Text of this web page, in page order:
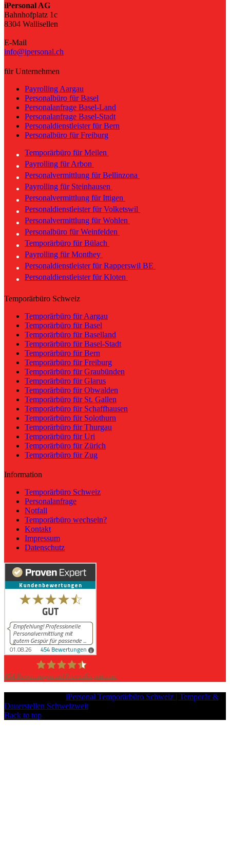
iPersonal AG
Bahnhofplatz 1c
8304 Wallisellen
E-Mail
info@ipersonal.ch
für Unternehmen
Payrolling Aargau
Personalbüro für Basel
Personalanfrage Basel-Land
Personalanfrage Basel-Stadt
Personaldienstleister für Bern
Personalbüro für Freiburg
Temporärbüro für Meilen
Payrolling für Arbon
Personalvermittlung für Bellinzona
Payrolling für Steinhausen
Personalvermittlung für Ittigen
Personaldienstleister für Volketswil
Personalvermittlung für Wohlen
Personalbüro für Weinfelden
Temporärbüro für Bülach
Payrolling für Monthey
Personaldienstleister für Rapperswil BE
Personaldienstleister für Kloten
Temporärbüro Schweiz
Temporärbüro für Aargau
Temporärbüro für Basel
Temporärbüro für Baselland
Temporärbüro für Basel-Stadt
Temporärbüro für Bern
Temporärbüro für Freiburg
Temporärbüro für Graubünden
Temporärbüro für Glarus
Temporärbüro für Obwalden
Temporärbüro für St. Gallen
Temporärbüro für Schaffhausen
Temporärbüro für Solothurn
Temporärbüro für Thurgau
Temporärbüro für Uri
Temporärbüro für Zürich
Temporärbüro für Zug
Information
Temporärbüro Schweiz
Personalanfrage
Notfall
Temporärbüro wechseln?
Kontakt
Impressum
Datenschutz
454 Bewertungen auf ProvenExpert.com
iPersonal Temporärbüro Schweiz | Temporär &
Dauerstellen Schweizweit, All Rights Reserved.
Back to top